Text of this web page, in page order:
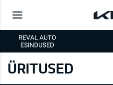
ÜRITUSED